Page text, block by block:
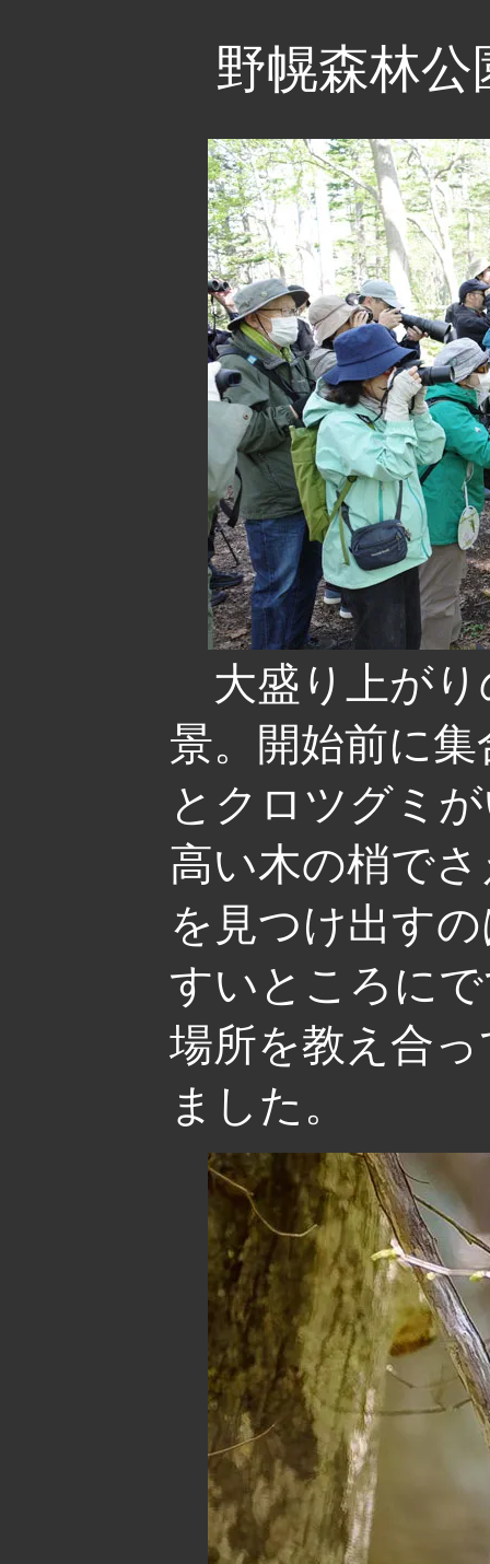
野幌森林
大盛り上がり
景。開始前に
とクロツグミ
高い木の梢で
を見つけ出す
すいところに
場所を教え合
ました。